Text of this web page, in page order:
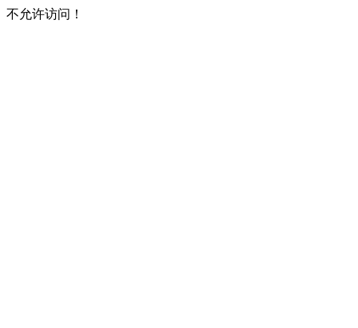
不允许访问！